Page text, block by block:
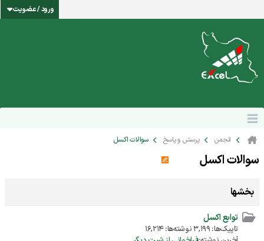
ورود / عضویت
انجمن پرسش و پاسخ سوالات اکسل
سوالات اکسل
بخشها
توابع اکسل
تاپیک‌ها: 3,199 نوشته‌ها: 16,214